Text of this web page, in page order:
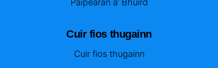
Pàipearan a’ Bhùird
Cuir fios thugainn
Cuir fios thugainn